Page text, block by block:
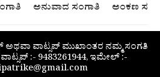
ಅನುವಾದ ಸಂಗಾತಿ ಅಂಕಣ
ಅಥವಾ ವಾಟ್ಸಪ್ ಮುಖಾಂತರ ನಮ್ಮ ಸಂಗತಿ
:- 9483261944, ಇಮೇಲ್ :-